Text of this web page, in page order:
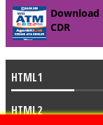
CDR
HTML1
HTML2